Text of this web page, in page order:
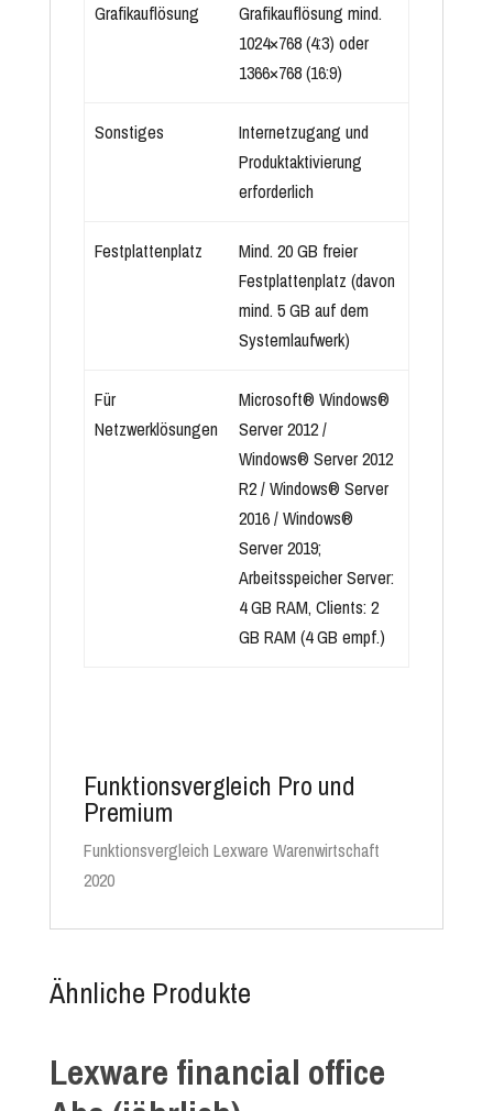
Grafikauflösung
Grafikauflösung mind.
1024×768 (4:3) oder
1366×768 (16:9)
Sonstiges
Internetzugang und
Produktaktivierung
erforderlich
Festplattenplatz
Mind. 20 GB freier
Festplattenplatz (davon
mind. 5 GB auf dem
Systemlaufwerk)
Für
Netzwerklösungen
Microsoft® Windows®
Server 2012 /
Windows® Server 2012
R2 / Windows® Server
2016 / Windows®
Server 2019;
Arbeitsspeicher Server:
4 GB RAM, Clients: 2
GB RAM (4 GB empf.)
Funktionsvergleich Pro und
Premium
Funktionsvergleich Lexware Warenwirtschaft
2020
Ähnliche Produkte
Lexware financial office